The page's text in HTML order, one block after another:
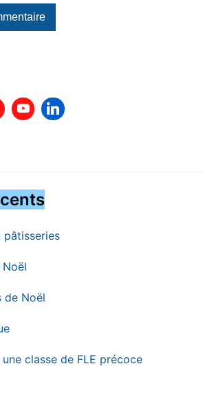
pâtisseries
Noël
de Noël
classe de FLE précoce